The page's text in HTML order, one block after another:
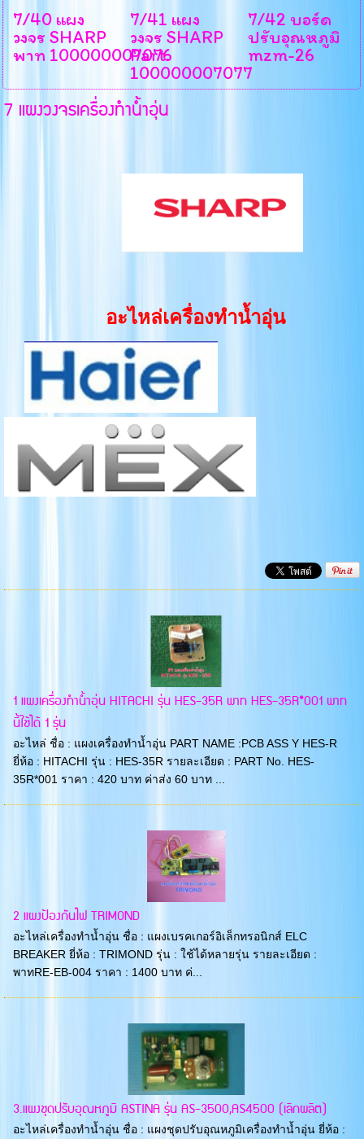
7/40 แผง
วงจร SHARP
พาท 100000007076
7/41 แผง
วงจร SHARP
Part.
100000007077
7/42 บอร์ด
ปรับอุณหภูมิ
mzm-26
7 แผงวงจรเครื่องทำน้ำอุ่น
อะไหล่เครื่องทำน้ำอุ่น
1 แผงเครื่องทำน้ำอุ่น HITACHI รุ่น HES-35R พาท HES-35R*001 พาท
นี้ใช้ได้ 1 รุ่น
อะไหล่ ชื่อ : แผงเครื่องทำน้ำอุ่น PART NAME :PCB ASS Y HES-R
ยี่ห้อ : HITACHI รุ่น : HES-35R รายละเอียด : PART No. HES-
35R*001 ราคา : 420 บาท ค่าส่ง 60 บาท ...
2 แผงป้องกันไฟ TRIMOND
อะไหล่เครื่องทำน้ำอุ่น ชื่อ : แผงเบรคเกอร์อิเล็กทรอนิกส์ ELC
BREAKER ยี่ห้อ : TRIMOND รุ่น : ใช้ได้หลายรุ่น รายละเอียด :
พาทRE-EB-004 ราคา : 1400 บาท ค่...
3.แผงชุดปรับอุณหภูมิ ASTINA รุ่น AS-3500,AS4500 (เลิกผลิต)
อะไหล่เครื่องทำน้ำอุ่น ชื่อ : แผงชุดปรับอุณหภูมิเครื่องทำน้ำอุ่น ยี่ห้อ :